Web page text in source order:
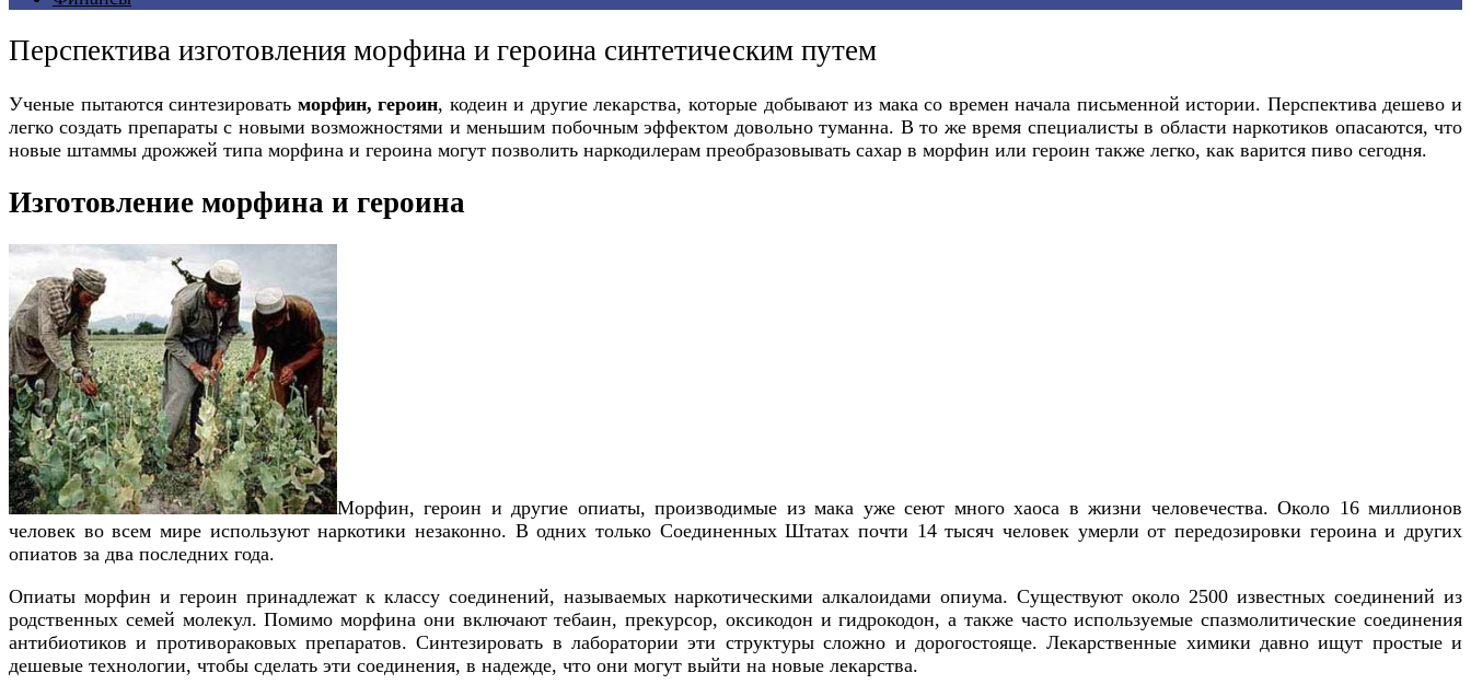
Перспектива изготовления морфина и героина синтетическим путем
Ученые пытаются синтезировать морфин, героин, кодеин и другие лекарства, которые добывают из мака со времен начала письменной истории. Перспектива дешево и
легко создать препараты с новыми возможностями и меньшим побочным эффектом довольно туманна. В то же время специалисты в области наркотиков опасаются, что
новые штаммы дрожжей типа морфина и героина могут позволить наркодилерам преобразовывать сахар в морфин или героин также легко, как варится пиво сегодня.
Изготовление морфина и героина
Морфин, героин и другие опиаты, производимые из мака уже сеют много хаоса в жизни человечества. Около 16 миллионов
человек во всем мире используют наркотики незаконно. В одних только Соединенных Штатах почти 14 тысяч человек умерли от передозировки героина и других
опиатов за два последних года.
Опиаты морфин и героин принадлежат к классу соединений, называемых наркотическими алкалоидами опиума. Существуют около 2500 известных соединений из
родственных семей молекул. Помимо морфина они включают тебаин, прекурсор, оксикодон и гидрокодон, а также часто используемые спазмолитические соединения
антибиотиков и противораковых препаратов. Синтезировать в лаборатории эти структуры сложно и дорогостояще. Лекарственные химики давно ищут простые и
дешевые технологии, чтобы сделать эти соединения, в надежде, что они могут выйти на новые лекарства.